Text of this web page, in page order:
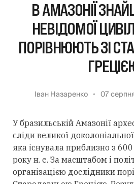
В АМАЗОНІЇ
НЕВІДОМОЇ
ПОРІВНЮЮТЬ ЗІ
Іван Назаренко 07
У бразильській Амазонії
сліди великої доколоніальної
яка існувала приблизно з
року н. е. За масштабом і
організацією дослідники